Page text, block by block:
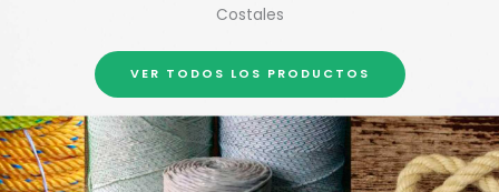
Costales
VER TODOS LOS PRODUCTOS